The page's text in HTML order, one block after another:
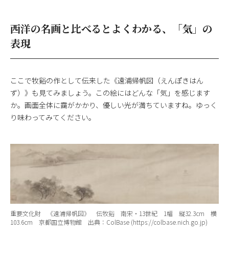
西洋の名画と比べるとよくわかる、「気」の
表現
ここで牧谿の作として伝来した《遠浦帰帆図（えんぽきはん
ず）》も見てみましょう。この絵にはどんな「気」を感じます
か。画面全体に靄がかかり、優しい光が満ちていますね。ゆっく
り味わってみてください。
重要文化財 《遠浦帰帆図》 伝牧谿 南宋・13世紀 1幅 縦32.3cm 横
103.6cm 京都国立博物館 出典：ColBase (https://colbase.nich.go.jp)